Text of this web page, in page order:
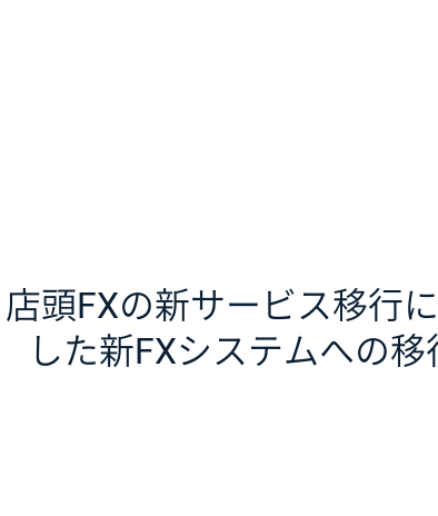
店頭FXの新サービス移行
した新FXシステムへの